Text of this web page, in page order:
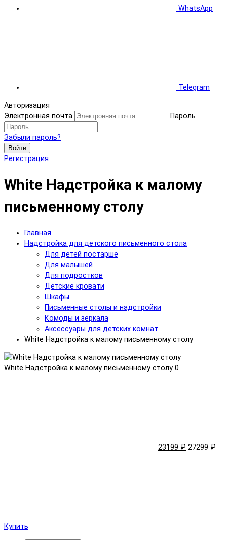
WhatsApp
Telegram
Авторизация
Электронная почта
Пароль
Забыли пароль?
Войти
Регистрация
White Надстройка к малому
письменному столу
Главная
Надстройка для детского письменного стола
Для детей постарше
Для малышей
Для подростков
Детские кровати
Шкафы
Письменные столы и надстройки
Комоды и зеркала
Аксессуары для детских комнат
White Надстройка к малому письменному столу
White Надстройка к малому письменному столу 0
23199 ₽ 27299 ₽
Купить